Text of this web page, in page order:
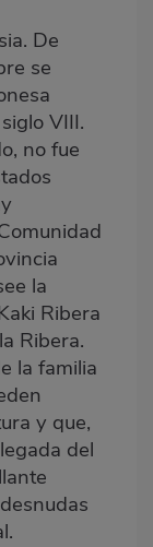
De
se
VIII.
no fue
la
Ribera
Ribera.
la familia
y que,
del
.